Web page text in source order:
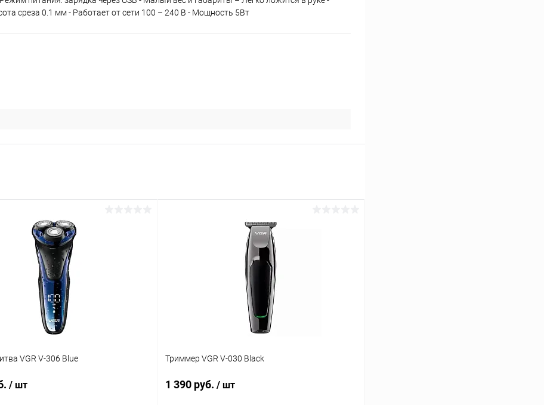
среза 0.1 мм - Работает от сети 100 – 240 В - Мощность 5Вт
VGR V-306 Blue
/ шт
Триммер VGR V-030 Black
1 390 руб. / шт